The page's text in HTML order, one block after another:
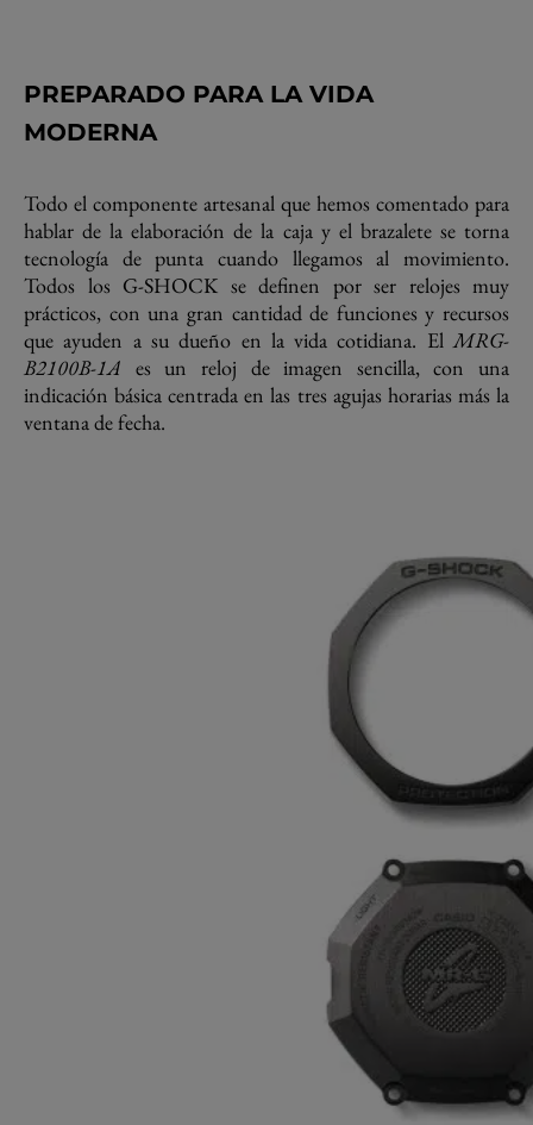
PREPARADO PARA LA VIDA
MODERNA
Todo el componente artesanal que hemos comentado para
hablar de la elaboración de la caja y el brazalete se torna
tecnología de punta cuando llegamos al movimiento.
Todos los G-SHOCK se definen por ser relojes muy
prácticos, con una gran cantidad de funciones y recursos
que ayuden a su dueño en la vida cotidiana. ElMRG-
B2100B-1A es un reloj de imagen sencilla, con una
indicación básica centrada en las tres agujas horarias más la
ventana de fecha.